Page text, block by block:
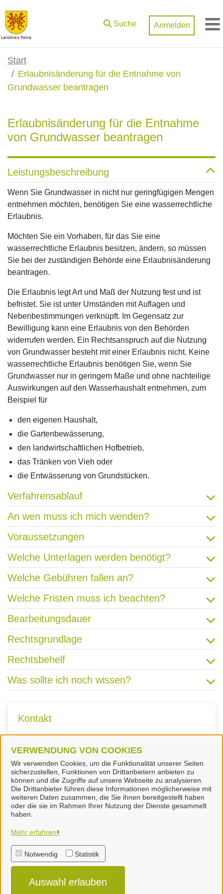
Zum Hauptinhalt springen
VERWENDUNG VON COOKIES
Wir verwenden Cookies, um die Funktionalität unserer Seiten
sicherzustellen, Funktionen von Drittanbietern anbieten zu
können und die Zugriffe auf unsere Webseite zu analysieren.
Die Drittanbieter führen diese Informationen möglicherweise mit
weiteren Daten zusammen, die Sie ihnen bereitgestellt haben
oder die sie im Rahmen Ihrer Nutzung der Dienste gesammelt
haben.
Mehr erfahren
Notwendig Statistik
Auswahl erlauben
Suche Anmelden
Start
Erlaubnisänderung für die Entnahme von
Grundwasser beantragen
Erlaubnisänderung für die Entnahme
von Grundwasser beantragen
Leistungsbeschreibung
Wenn Sie Grundwasser in nicht nur geringfügigen Mengen
entnehmen möchten, benötigen Sie eine wasserrechtliche
Erlaubnis.
Möchten Sie ein Vorhaben, für das Sie eine
wasserrechtliche Erlaubnis besitzen, ändern, so müssen
Sie bei der zuständigen Behörde eine Erlaubnisänderung
beantragen.
Die Erlaubnis legt Art und Maß der Nutzung fest und ist
befristet. Sie ist unter Umständen mit Auflagen und
Nebenbestimmungen verknüpft. Im Gegensatz zur
Bewilligung kann eine Erlaubnis von den Behörden
widerrufen werden. Ein Rechtsanspruch auf die Nutzung
von Grundwasser besteht mit einer Erlaubnis nicht. Keine
wasserrechtliche Erlaubnis benötigen Sie, wenn Sie
Grundwasser nur in geringem Maße und ohne nachteilige
Auswirkungen auf den Wasserhaushalt entnehmen, zum
Beispiel für
den eigenen Haushalt,
die Gartenbewässerung,
den landwirtschaftlichen Hofbetrieb,
das Tränken von Vieh oder
die Entwässerung von Grundstücken.
Verfahrensablauf
An wen muss ich mich wenden?
Voraussetzungen
Welche Unterlagen werden benötigt?
Welche Gebühren fallen an?
Welche Fristen muss ich beachten?
Bearbeitungsdauer
Rechtsgrundlage
Rechtsbehelf
Was sollte ich noch wissen?
Kontakt
Fachdienst Umwelt
Landkreis Peine
Alle Rechte vorbehalten